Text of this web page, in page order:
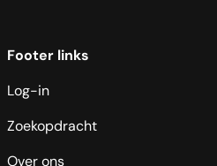
Footer links
Log-in
Zoekopdracht
Over ons